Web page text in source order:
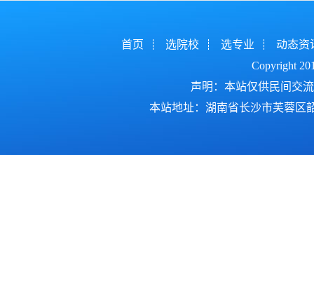
首页 选院校 选专业
动态资
Copyright
声明：本站仅供民间交
本站地址：湖南省长沙市芙蓉区